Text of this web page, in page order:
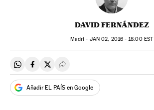
DAVID FERNÁNDEZ
Madri - JAN 02, 2016 - 18:00EST
Compartir en Whatsapp
Compartir en Facebook
Compartir en Twitter
Desplegar Redes Sociales
Añadir EL PAÍS en Google